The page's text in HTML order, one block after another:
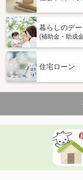
暮らしのデー
(補助金・助成
住宅ローン